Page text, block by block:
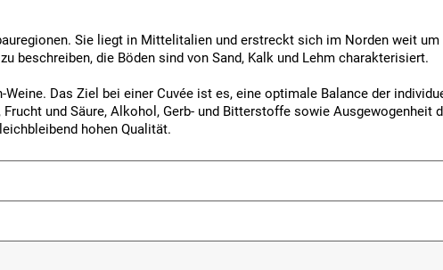
Sie liegt in Mittelitalien und erstreckt sich im Norden weit
beschreiben, die Böden sind von Sand, Kalk und Lehm charakterisiert.
Das Ziel bei einer Cuvée ist es, eine optimale Balance der
und Säure, Alkohol, Gerb- und Bitterstoffe sowie Ausgewogenheit
hohen Qualität.